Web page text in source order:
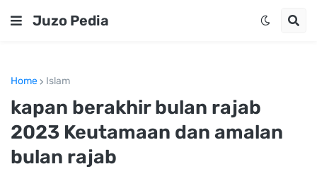
Juzo Pedia
Home Islam
kapan berakhir bulan rajab
2023 Keutamaan dan amalan
bulan rajab